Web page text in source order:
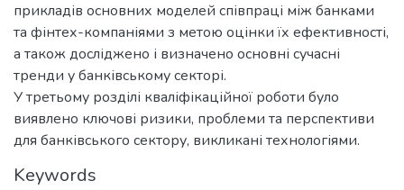
прикладів основних моделей співпраці між банками
та фінтех-компаніями з метою оцінки їх ефективності,
а також досліджено і визначено основні сучасні
тренди у банківському секторі.
У третьому розділі кваліфікаційної роботи було
виявлено ключові ризики, проблеми та перспективи
для банківського сектору, викликані технологіями.
Keywords